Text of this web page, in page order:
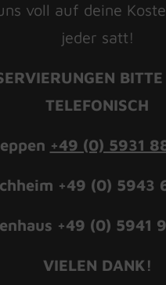
voll auf deine
jeder satt!
TELEFONISCH
+49 (0) 5931
+49 (0) 5943
+49 (0) 5941
VIELEN DANK!